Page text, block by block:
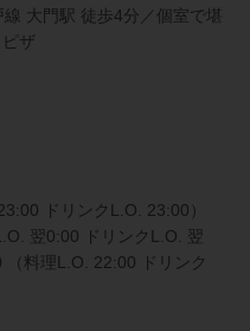
大門駅 徒歩4分／個室で堪
ザ
ドリンクL.O. 23:00）
翌0:00 ドリンクL.O. 翌
料理L.O. 22:00 ドリンク